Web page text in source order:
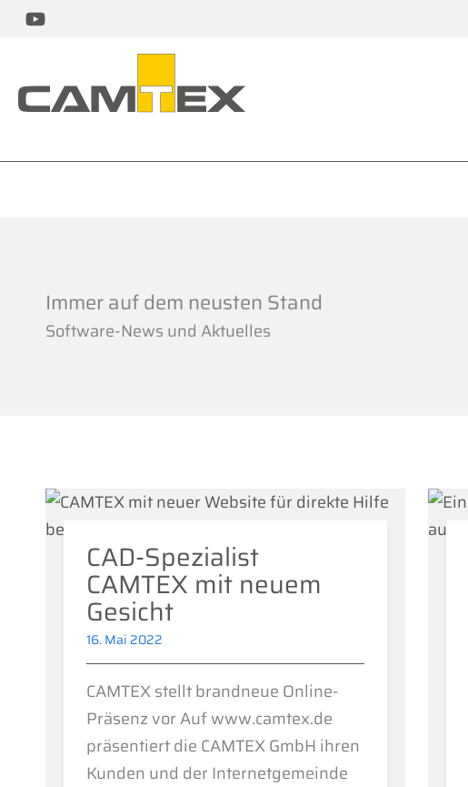
Zum
Immer auf dem neusten Stand
Software-News und Aktuelles
CAD-Spezialist
CAMTEX mit neuem
Gesicht
16. Mai 2022
CAMTEX stellt brandneue Online-
Präsenz vor Auf www.camtex.de
präsentiert die CAMTEX GmbH ihren
Kunden und der Internetgemeinde